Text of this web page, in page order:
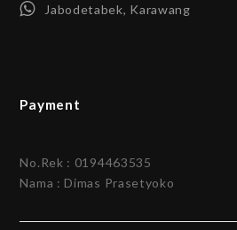
Jabodetabek, Karawang
Payment
No.Rek : 0194463535
Nama : Dimas Prasetyoko